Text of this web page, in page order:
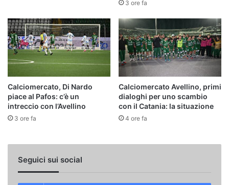
3 ore fa
Calciomercato, Di Nardo
piace al Pafos: c’è un
intreccio con l’Avellino
3 ore fa
Calciomercato Avellino, primi
dialoghi per uno scambio
con il Catania: la situazione
4 ore fa
Seguici sui social